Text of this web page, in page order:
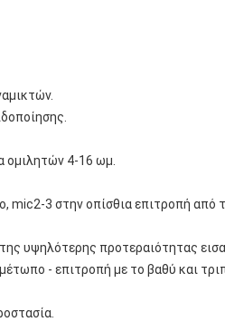
ομιλητών 4-16 ωμ.
3 στην οπίσθια επιτροπή από
υψηλότερης προτεραιότητας
- επιτροπή με το βαθύ και